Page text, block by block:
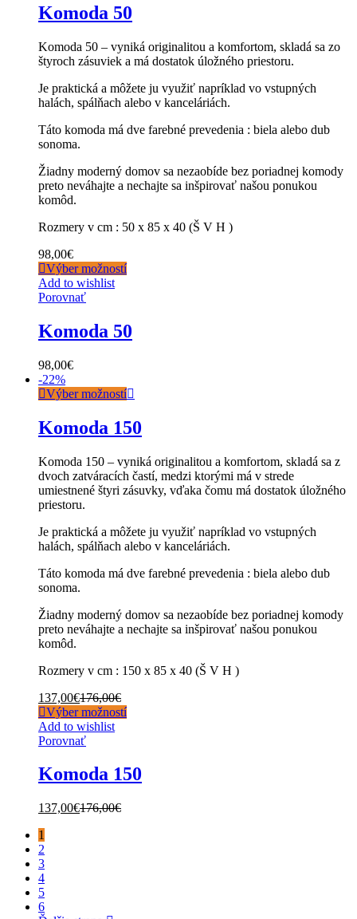
Komoda 50
Komoda 50 – vyniká originalitou a komfortom, skladá sa zo
štyroch zásuviek a má dostatok úložného priestoru.
Je praktická a môžete ju využiť napríklad vo vstupných
halách, spálňach alebo v kanceláriách.
Táto komoda má dve farebné prevedenia : biela alebo dub
sonoma.
Žiadny moderný domov sa nezaobíde bez poriadnej komody
preto neváhajte a nechajte sa inšpirovať našou ponukou
komôd.
Rozmery v cm : 50 x 85 x 40 (Š V H )
98,00€
Výber možností
Add to wishlist
Porovnať
Komoda 50
98,00€
-22%
Výber možností
Komoda 150
Komoda 150 – vyniká originalitou a komfortom, skladá sa z
dvoch zatváracích častí, medzi ktorými má v strede
umiestnené štyri zásuvky, vďaka čomu má dostatok úložného
priestoru.
Je praktická a môžete ju využiť napríklad vo vstupných
halách, spálňach alebo v kanceláriách.
Táto komoda má dve farebné prevedenia : biela alebo dub
sonoma.
Žiadny moderný domov sa nezaobíde bez poriadnej komody
preto neváhajte a nechajte sa inšpirovať našou ponukou
komôd.
Rozmery v cm : 150 x 85 x 40 (Š V H )
137,00€176,00€
Výber možností
Add to wishlist
Porovnať
Komoda 150
137,00€176,00€
1
2
3
4
5
6